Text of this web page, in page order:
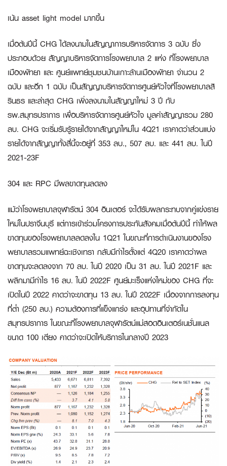
เน้น asset light model มากขึ้น
เมื่อต้นปีนี้ CHG ได้ลงนามในสัญญาการบริหารจัดการ 3 ฉบับ ซึ่ง
ประกอบด้วย สัญญาบริหารจัดการโรงพยาบาล 2 แห่ง ที่โรงพยาบาล
เมืองพัทยา และ ศูนย์แพทย์ชุมชนบ้านเกาะล้านเมืองพัทยา จำนวน 2
ฉบับ และอีก 1 ฉบับ เป็นสัญญาบริหารจัดการศูนย์หัวใจที่โรงพยาบาลสิ
รินธร และล่าสุด CHG เพิ่งลงนามในสัญญาใหม่ 3 ปี กับ
รพ.สมุทรปราการ เพื่อบริหารจัดการศูนย์หัวใจ มูลค่าสัญญารวม 280
ลบ. CHG จะเริ่มรับรู้รายได้จากสัญญาใหม่ใน 4Q21 เราคาดว่าส่วนแบ่ง
รายได้จากสัญญาทั้งสี่นี้จะอยู่ที่ 353 ลบ., 507 ลบ. และ 441 ลบ. ในปี
2021-23F
304 และ RPC มีผลขาดทุนลดลง
แม้ว่าโรงพยาบาลจุฬารัตน์ 304 อินเตอร์ จะได้รับผลกระทบจากคู่แข่งราย
ใหม่ในปราจีนบุรี แต่การเข้าร่วมโครงการประกันสังคมเมื่อต้นปีนี้ ทำให้ผล
ขาดทุนของโรงพยาบาลลดลงใน 1Q21 ในขณะที่การดำเนินงานของโรง
พยาบาลรวมแพทย์ฉะเชิงเทรา กลับมีกำไรตั้งแต่ 4Q20 เราคาดว่าผล
ขาดทุนจะลดลงจาก 70 ลบ. ในปี 2020 เป็น 31 ลบ. ในปี 2021F และ
พลิกมามีกำไร 16 ลบ. ในปี 2022F ศูนย์มะเร็งแห่งใหม่ของ CHG ที่จะ
เปิดในปี 2022 คาดว่าจะขาดทุน 13 ลบ. ในปี 2022F เนื่องจากการลงทุน
ที่ต่ำ (250 ลบ.) ความต้องการที่แข็งแกร่ง และอุปทานที่จำกัดใน
สมุทรปราการ ในขณะที่โรงพยาบาลจุฬารัตน์แม่สอดอินเตอร์เนชั่นแนล
ขนาด 100 เตียง คาดว่าจะเปิดให้บริการในกลางปี 2023